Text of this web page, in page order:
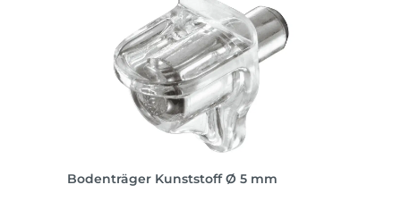
Bodenträger Kunststoff Ø 5 mm